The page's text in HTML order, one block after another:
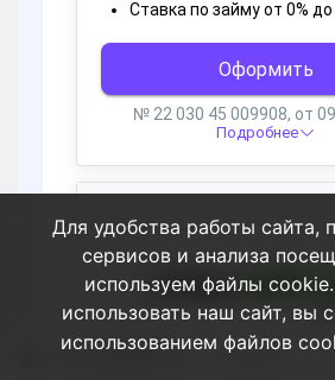
Пользователи Lincolnuo
Для удобства работы сайта,
сервисов и анализа
используем файлы
использовать наш сайт, вы
использованием файлов